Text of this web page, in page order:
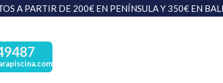
A PARTIR DE 200€ EN PENÍNSULA Y 350€ EN